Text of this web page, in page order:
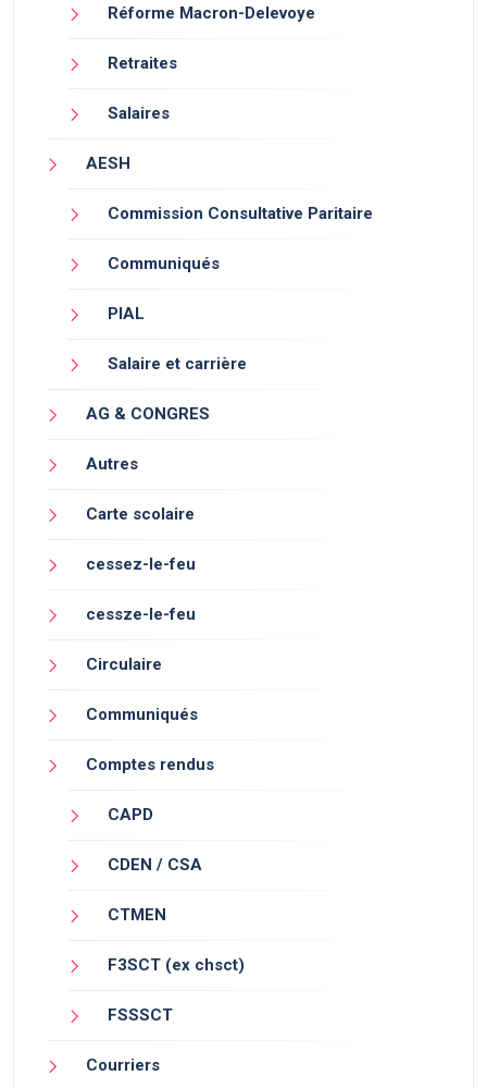
Réforme Macron-Delevoye
Retraites
Salaires
AESH
Commission Consultative Paritaire
Communiqués
PIAL
Salaire et carrière
AG & CONGRES
Autres
Carte scolaire
cessez-le-feu
cessze-le-feu
Circulaire
Communiqués
Comptes rendus
CAPD
CDEN / CSA
CTMEN
F3SCT (ex chsct)
FSSSCT
Courriers